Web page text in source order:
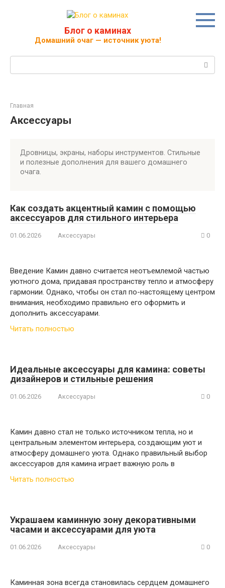
Блог о каминах
Домашний очаг — источник уюта!
Главная
Аксессуары
Дровницы, экраны, наборы инструментов. Стильные
и полезные дополнения для вашего домашнего
очага.
Как создать акцентный камин с помощью
аксессуаров для стильного интерьера
01.06.2026 Аксессуары 0
Введение Камин давно считается неотъемлемой частью
уютного дома, придавая пространству тепло и атмосферу
гармонии. Однако, чтобы он стал по-настоящему центром
внимания, необходимо правильно его оформить и
дополнить аксессуарами.
Читать полностью
Идеальные аксессуары для камина: советы
дизайнеров и стильные решения
01.06.2026 Аксессуары 0
Камин давно стал не только источником тепла, но и
центральным элементом интерьера, создающим уют и
атмосферу домашнего уюта. Однако правильный выбор
аксессуаров для камина играет важную роль в
Читать полностью
Украшаем каминную зону декоративными
часами и аксессуарами для уюта
01.06.2026 Аксессуары 0
Каминная зона всегда становилась сердцем домашнего